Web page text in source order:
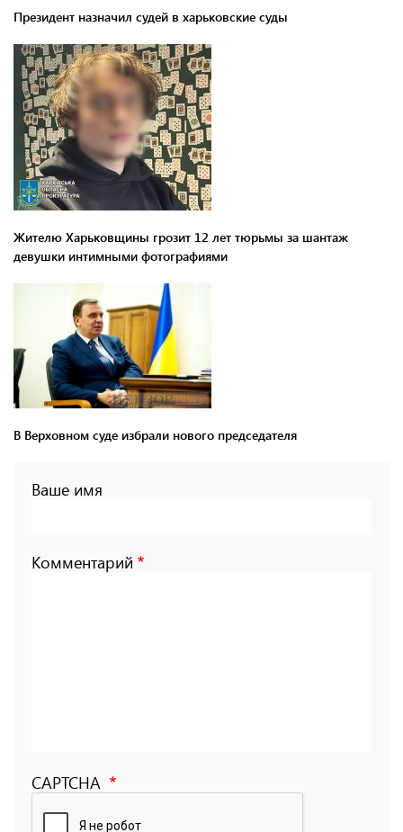
Президент назначил судей в харьковские суды
Жителю Харьковщины грозит 12 лет тюрьмы за шантаж
девушки интимными фотографиями
В Верховном суде избрали нового председателя
Ваше имя
Комментарий
CAPTCHA